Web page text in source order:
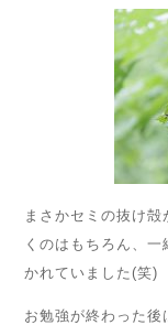
まさかセミの抜け
くのはもちろん、
かれていました(笑)
お勉強が終わった後